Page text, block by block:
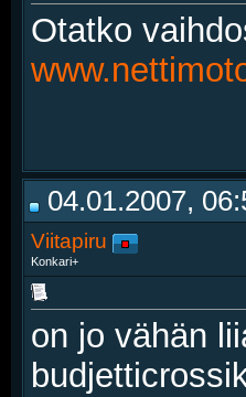
Otatko
04.01.2007,
Viitapiru
Konkari+
on jo vähän